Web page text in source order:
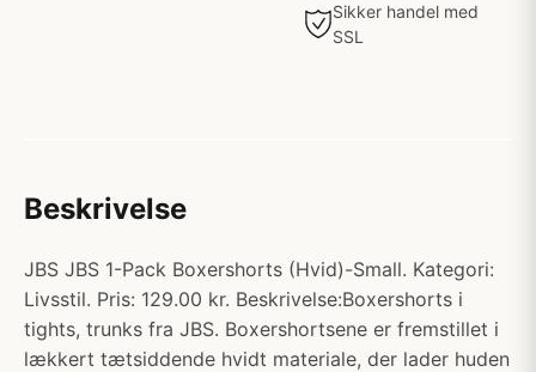
Sikker handel med
SSL
Beskrivelse
JBS JBS 1-Pack Boxershorts (Hvid)-Small. Kategori:
Livsstil. Pris: 129.00 kr. Beskrivelse:Boxershorts i
tights, trunks fra JBS. Boxershortsene er fremstillet i
lækkert tætsiddende hvidt materiale, der lader huden